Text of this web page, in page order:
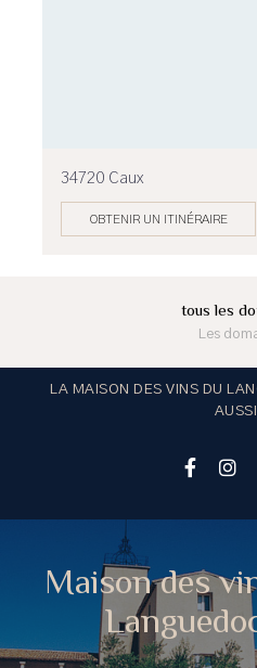
34720 Caux
OBTENIR UN ITINÉRAIRE
tous les
Les
LA MAISON DES VINS DU
Maison des